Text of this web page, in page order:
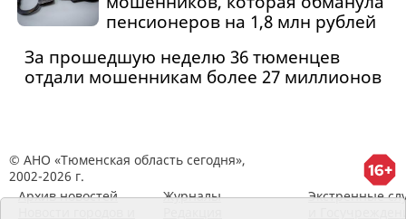
пенсионеров на 1,8 млн рублей
За прошедшую неделю 36 тюменцев
отдали мошенникам более 27 миллионов
© АНО «Тюменская область сегодня»,
2002-2026 г.
Архив новостей
Журналы
Экстренные